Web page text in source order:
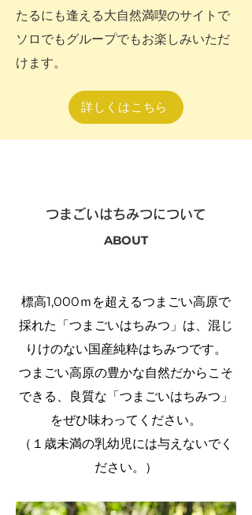
たるにも逢える大自然満喫のサイトで
ソロでもグループでもお楽しみいただ
けます。
詳しくはこちら
つまごいはちみつについて
ABOUT
標高1,000ｍを超えるつまごい高原で
採れた「つまごいはちみつ」は、混じ
りけのない国産純粋はちみつです。
つまごい高原の豊かな自然だからこそ
できる、良質な「つまごいはちみつ」
をぜひ味わってください。
（１歳未満の乳幼児には与えないでく
ださい。）